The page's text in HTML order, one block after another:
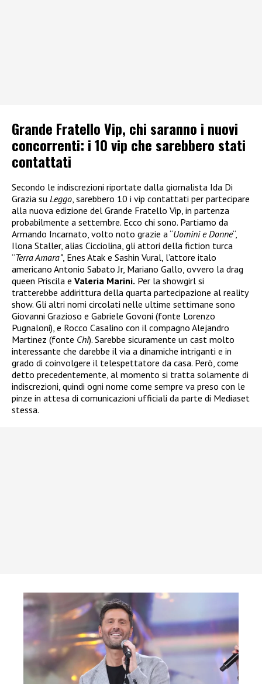
Grande Fratello Vip, chi saranno i nuovi
concorrenti: i 10 vip che sarebbero stati
contattati
Secondo le indiscrezioni riportate dalla giornalista Ida Di
Grazia su Leggo , sarebbero 10 i vip contattati per partecipare
alla nuova edizione del Grande Fratello Vip, in partenza
probabilmente a settembre. Ecco chi sono. Partiamo da
Armando Incarnato, volto noto grazie a “Uomini e Donne“,
Ilona Staller, alias Cicciolina, gli attori della fiction turca
“Terra Amara”, Enes Atak e Sashin Vural, l’attore italo
americano Antonio Sabato Jr, Mariano Gallo, ovvero la drag
queen Priscila e Valeria Marini. Per la showgirl si
tratterebbe addirittura della quarta partecipazione al reality
show. Gli altri nomi circolati nelle ultime settimane sono
Giovanni Grazioso e Gabriele Govoni (fonte Lorenzo
Pugnaloni), e Rocco Casalino con il compagno Alejandro
Martinez (fonte Chi). Sarebbe sicuramente un cast molto
interessante che darebbe il via a dinamiche intriganti e in
grado di coinvolgere il telespettatore da casa. Però, come
detto precedentemente, al momento si tratta solamente di
indiscrezioni, quindi ogni nome come sempre va preso con le
pinze in attesa di comunicazioni ufficiali da parte di Mediaset
stessa.